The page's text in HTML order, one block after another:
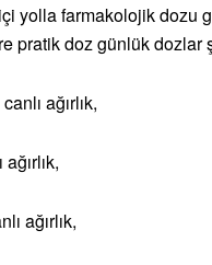
yolla farmakolojik dozu
pratik doz günlük dozlar
ağırlık,